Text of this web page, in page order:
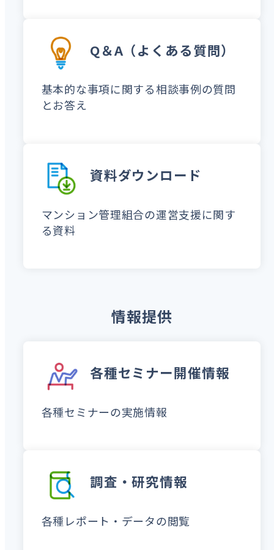
Q＆A（よくある質問）
基本的な事項に関する相談事例の質問
とお答え
資料ダウンロード
マンション管理組合の運営支援に関す
る資料
情報提供
各種セミナー開催情報
各種セミナーの実施情報
調査・研究情報
各種レポート・データの閲覧